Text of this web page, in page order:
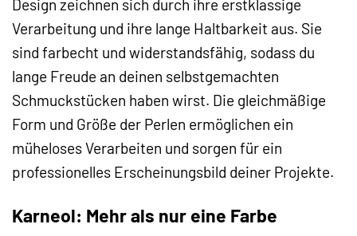
Design zeichnen sich durch ihre erstklassige
Verarbeitung und ihre lange Haltbarkeit aus. Sie
sind farbecht und widerstandsfähig, sodass du
lange Freude an deinen selbstgemachten
Schmuckstücken haben wirst. Die gleichmäßige
Form und Größe der Perlen ermöglichen ein
müheloses Verarbeiten und sorgen für ein
professionelles Erscheinungsbild deiner Projekte.
Karneol: Mehr als nur eine Farbe